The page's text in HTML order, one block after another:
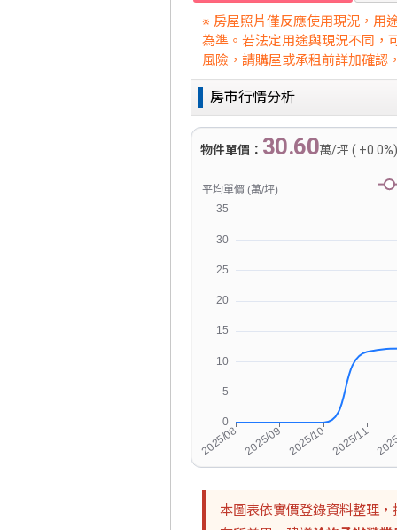
※ 房屋照片僅反應使用現況，用
為準。若法定用途與現況不同，
風險，請購屋或承租前詳加確認
房市行情分析
物件單價： 30.60萬/坪 (
本圖表依實價登錄資料整理